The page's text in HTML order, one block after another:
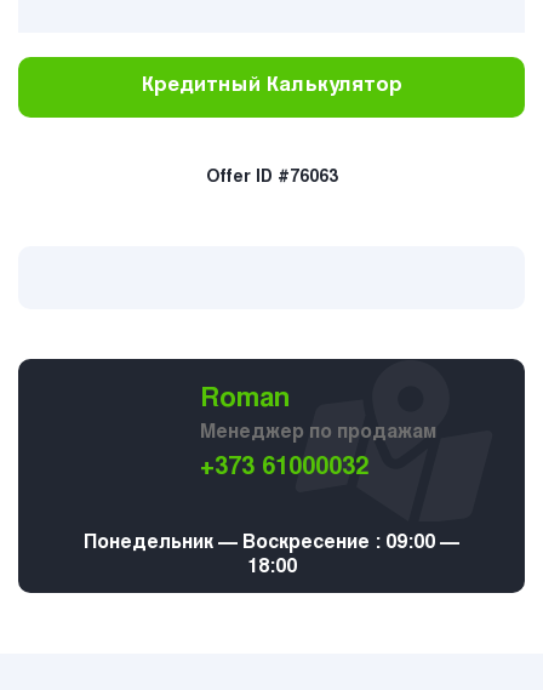
Кредитный Калькулятор
Offer ID #76063
Roman
Менеджер по продажам
+373 61000032
Понедельник — Воскресение : 09:00 —
18:00